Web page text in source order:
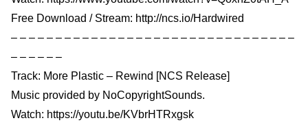
Free Download / Stream: http://ncs.io/Hardwired
– – – – – – – – – – – – – – – – – – – – – – – – – – – – – – – –
– – – – – –
Track: More Plastic – Rewind [NCS Release]
Music provided by NoCopyrightSounds.
Watch: https://youtu.be/KVbrHTRxgsk